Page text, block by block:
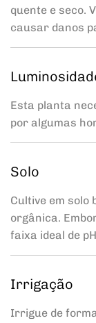
quente e seco.
causar danos
Esta planta
por algumas
Solo
Cultive em solo
orgânica.
faixa ideal de
Irrigação
Irrigue de